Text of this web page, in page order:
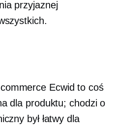
przyjaznej
Ecwid to coś
dla produktu; chodzi o
był łatwy dla